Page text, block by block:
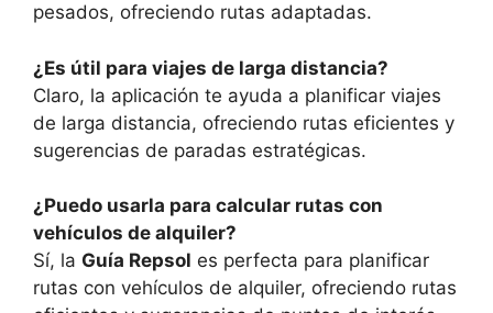
pesados, ofreciendo rutas adaptadas.
¿Es útil para viajes de larga distancia?
Claro, la aplicación te ayuda a planificar viajes
de larga distancia, ofreciendo rutas eficientes y
sugerencias de paradas estratégicas.
¿Puedo usarla para calcular rutas con
vehículos de alquiler?
Sí, la Guía Repsol es perfecta para planificar
rutas con vehículos de alquiler, ofreciendo rutas